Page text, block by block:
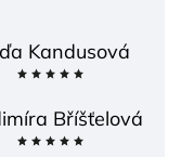
Kandusová
Bříšťelová